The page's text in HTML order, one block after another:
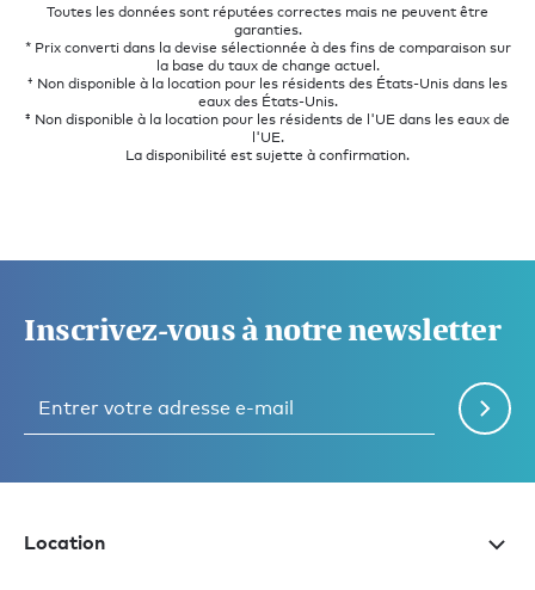
Toutes les données sont réputées correctes mais ne peuvent être
garanties.
* Prix converti dans la devise sélectionnée à des fins de comparaison sur
la base du taux de change actuel.
† Non disponible à la location pour les résidents des États-Unis dans les
eaux des États-Unis.
‡ Non disponible à la location pour les résidents de l'UE dans les eaux de
l'UE.
La disponibilité est sujette à confirmation.
Inscrivez-vous à notre newsletter
Location